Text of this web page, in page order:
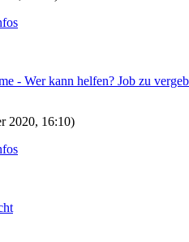
- Wer kann helfen? Job zu
2020, 16:10)